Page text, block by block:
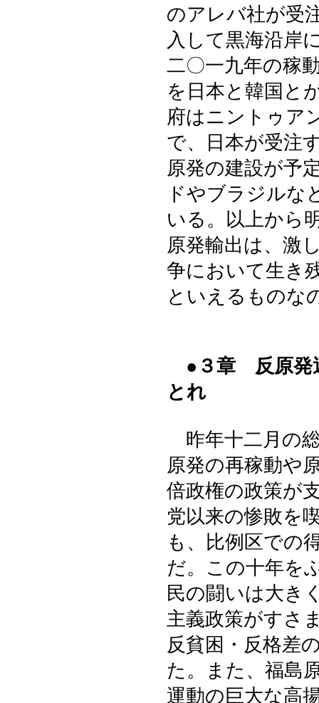
のアレバ社が受
入して黒海沿岸
二〇一九年の稼
を日本と韓国と
府はニントゥア
で、日本が受注
原発の建設が予
ドやブラジルな
いる。以上から
原発輸出は、激
争において生き
といえるものな
●３章 反原発
とれ
昨年十二月の
原発の再稼動や
倍政権の政策が
党以来の惨敗を
も、比例区での
だ。この十年を
民の闘いは大き
主義政策がすさ
反貧困・反格差
た。また、福島
運動の巨大な高